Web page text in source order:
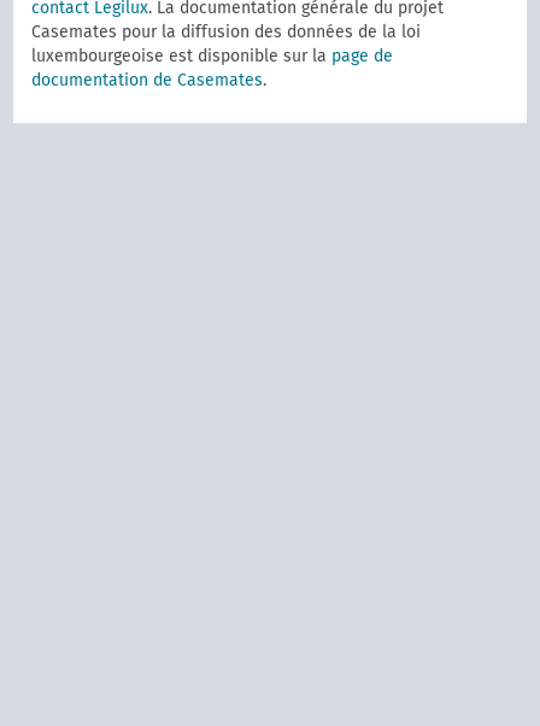
contact Legilux. La documentation générale du projet
Casemates pour la diffusion des données de la loi
luxembourgeoise est disponible sur la page de
documentation de Casemates.